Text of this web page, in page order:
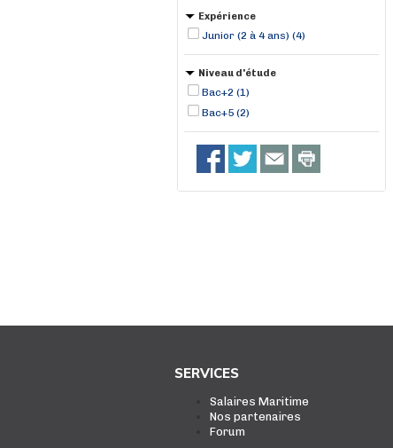
Expérience
Junior (2 à 4 ans) (4)
Niveau d'étude
Bac+2 (1)
Bac+5 (2)
SERVICES
Salaires Maritime
Nos partenaires
Forum